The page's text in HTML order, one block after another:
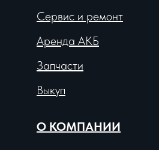
Сервис и ремонт
Аренда АКБ
Запчасти
Выкуп
О КОМПАНИИ